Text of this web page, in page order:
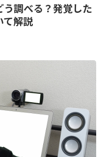
調べる？発覚した
て解説